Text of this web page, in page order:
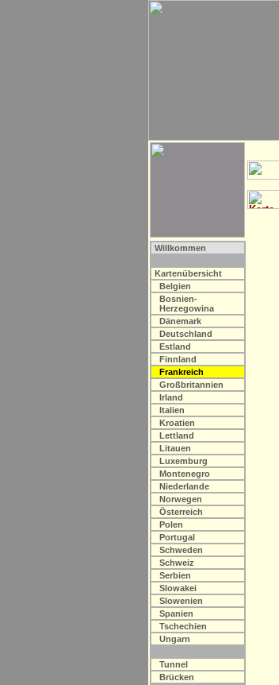
Willkommen
Kartenübersicht
Belgien
Bosnien-
Herzegowina
Dänemark
Deutschland
Estland
Finnland
Frankreich
Großbritannien
Irland
Italien
Kroatien
Lettland
Litauen
Luxemburg
Montenegro
Niederlande
Norwegen
Österreich
Polen
Portugal
Schweden
Schweiz
Serbien
Slowakei
Slowenien
Spanien
Tschechien
Ungarn
Tunnel
Brücken